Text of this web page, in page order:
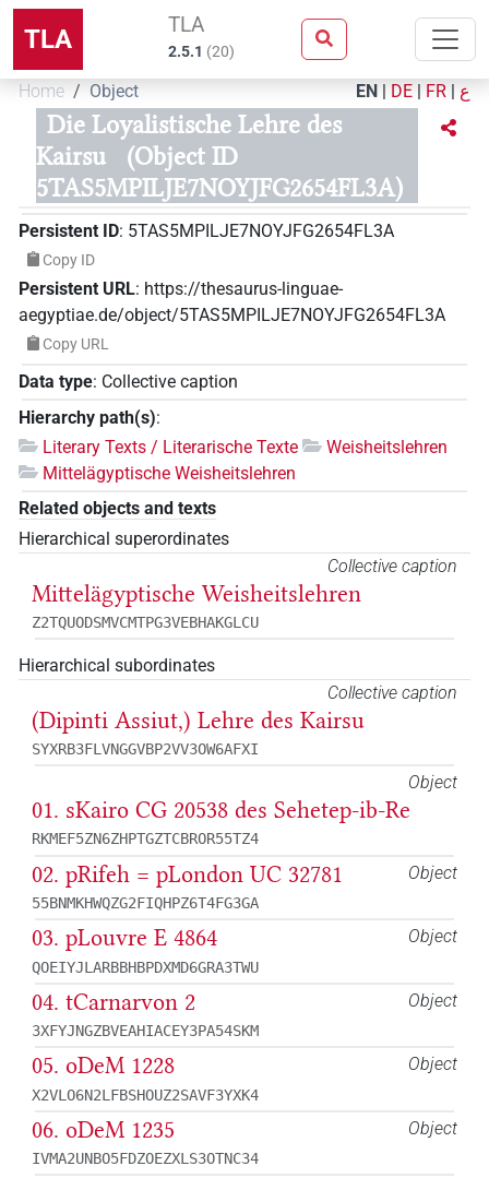
TLA TLA
2.5.1 (20)
Home Object EN | DE | FR | ع
Die Loyalistische Lehre des
Kairsu
(Object ID
5TAS5MPILJE7NOYJFG2654FL3A)
Persistent ID: 5TAS5MPILJE7NOYJFG2654FL3A
Copy ID
Persistent URL: https://thesaurus-linguae-
aegyptiae.de/object/5TAS5MPILJE7NOYJFG2654FL3A
Copy URL
Data type: Collective caption
Hierarchy path(s):
Literary Texts / Literarische Texte
Weisheitslehren
Mittelägyptische Weisheitslehren
Related objects and texts
Hierarchical superordinates
Collective caption
Mittelägyptische Weisheitslehren
Z2TQUODSMVCMTPG3VEBHAKGLCU
Hierarchical subordinates
Collective caption
(Dipinti Assiut,) Lehre des Kairsu
SYXRB3FLVNGGVBP2VV3OW6AFXI
Object
01. sKairo CG 20538 des Sehetep-ib-Re
RKMEF5ZN6ZHPTGZTCBROR55TZ4
Object
02. pRifeh = pLondon UC 32781
55BNMKHWQZG2FIQHPZ6T4FG3GA
Object
03. pLouvre E 4864
QOEIYJLARBBHBPDXMD6GRA3TWU
Object
04. tCarnarvon 2
3XFYJNGZBVEAHIACEY3PA54SKM
Object
05. oDeM 1228
X2VLO6N2LFBSHOUZ2SAVF3YXK4
Object
06. oDeM 1235
IVMA2UNBO5FDZOEZXLS3OTNC34